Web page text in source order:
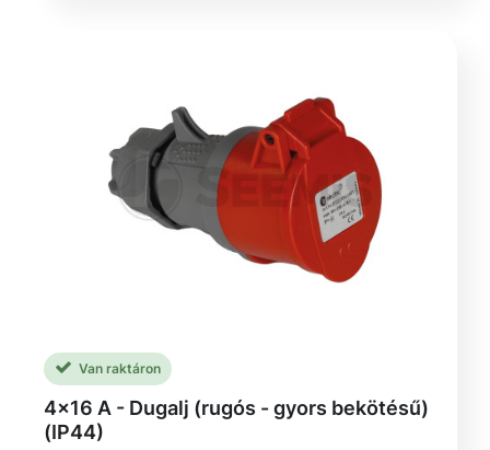
Van raktáron
4x16 A - Dugalj (rugós - gyors bekötésű)
(IP44)